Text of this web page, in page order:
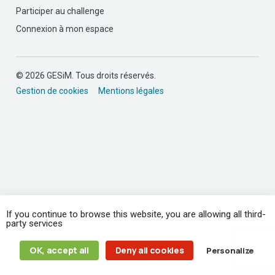
Participer au challenge
Connexion à mon espace
© 2026 GESiM. Tous droits réservés.
Gestion de cookies
Mentions légales
If you continue to browse this website, you are allowing all third-
party services
OK, accept all Deny all cookies Personalize